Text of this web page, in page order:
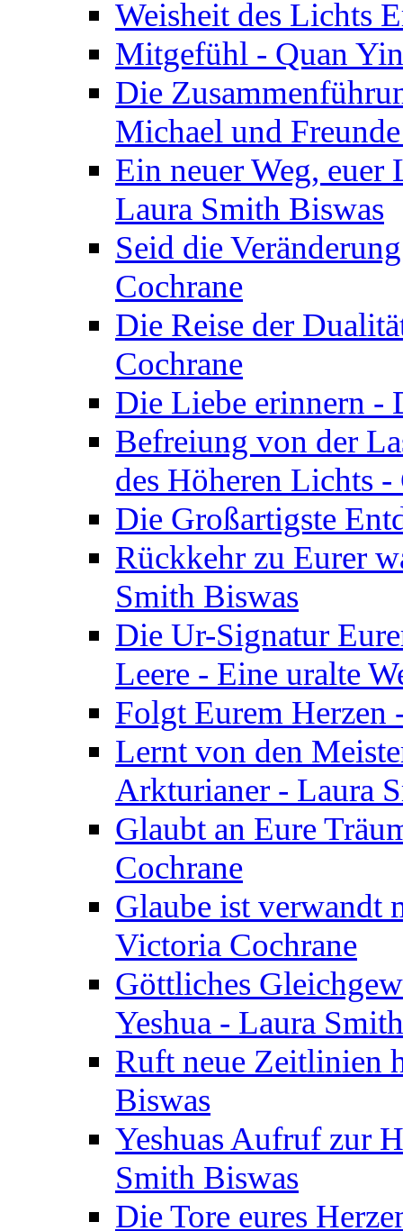
Weisheit des Lichts
Mitgefühl - Quan
Die
Michael und
Ein neuer Weg, euer
Laura Smith Biswas
Seid die
Cochrane
Die Reise der
Cochrane
Die Liebe erinnern -
Befreiung von der
des Höheren Lichts
Die Großartigste
Rückkehr zu Eurer
Smith Biswas
Die Ur-Signatur
Leere - Eine uralte
Folgt Eurem
Lernt von den
Arkturianer - Laura
Glaubt an Eure
Cochrane
Glaube ist verwandt
Victoria Cochrane
Göttliches
Yeshua - Laura
Ruft neue Zeitlinien
Biswas
Yeshuas Aufruf zur
Smith Biswas
Die Tore eures